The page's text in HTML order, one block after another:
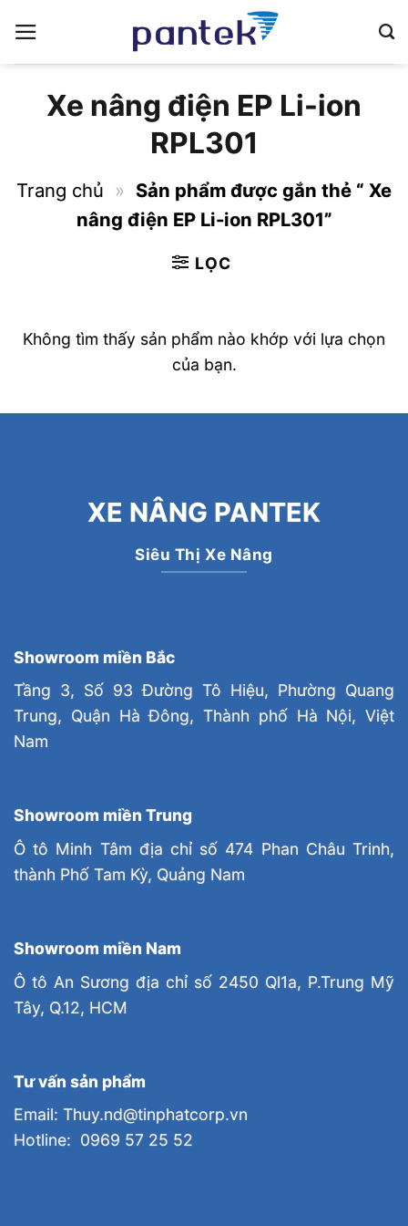
qua
nội
Xe nâng điện EP Li-ion
RPL301
Trang chủ » Sản phẩm được gắn thẻ “ Xe
nâng điện EP Li-ion RPL301”
LỌC
Không tìm thấy sản phẩm nào khớp với lựa chọn
của bạn.
XE NÂNG PANTEK
Siêu Thị Xe Nâng
Showroom miền Bắc
Tầng 3, Số 93 Đường Tô Hiệu, Phường Quang
Trung, Quận Hà Đông, Thành phố Hà Nội, Việt
Nam
Showroom miền Trung
Ô tô Minh Tâm địa chỉ số 474 Phan Châu Trinh,
thành Phố Tam Kỳ, Quảng Nam
Showroom miền Nam
Ô tô An Sương địa chỉ số 2450 Ql1a, P.Trung Mỹ
Tây, Q.12, HCM
Tư vấn sản phẩm
Email: Thuy.nd@tinphatcorp.vn
Hotline: 0969 57 25 52